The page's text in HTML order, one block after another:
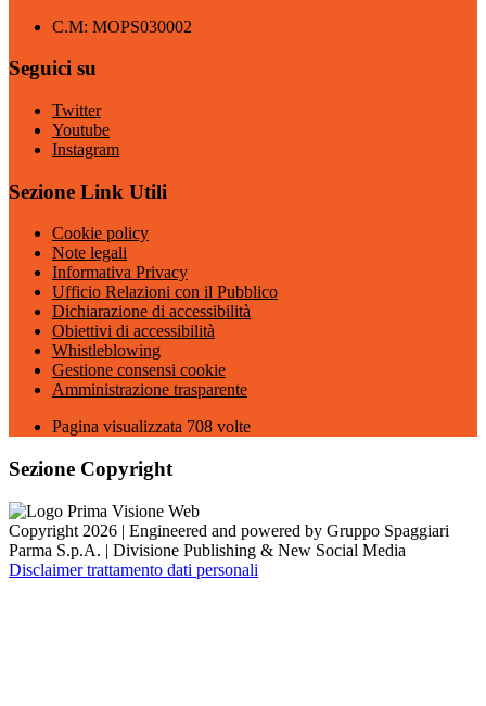
C.M: MOPS030002
Seguici su
Twitter
Youtube
Instagram
Sezione Link Utili
Cookie policy
Note legali
Informativa Privacy
Ufficio Relazioni con il Pubblico
Dichiarazione di accessibilità
Obiettivi di accessibilità
Whistleblowing
Gestione consensi cookie
Amministrazione trasparente
Pagina visualizzata 708 volte
Sezione Copyright
Copyright 2026 | Engineered and powered by Gruppo Spaggiari
Parma S.p.A. | Divisione Publishing & New Social Media
Disclaimer trattamento dati personali